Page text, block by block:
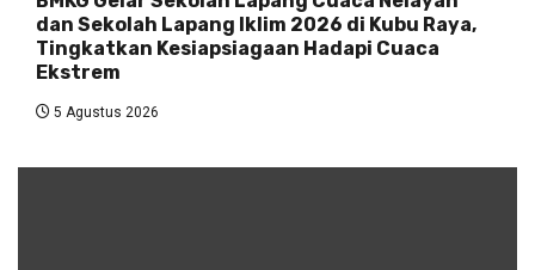
dan Sekolah Lapang Iklim 2026 di Kubu Raya,
Tingkatkan Kesiapsiagaan Hadapi Cuaca
Ekstrem
5 Agustus 2026